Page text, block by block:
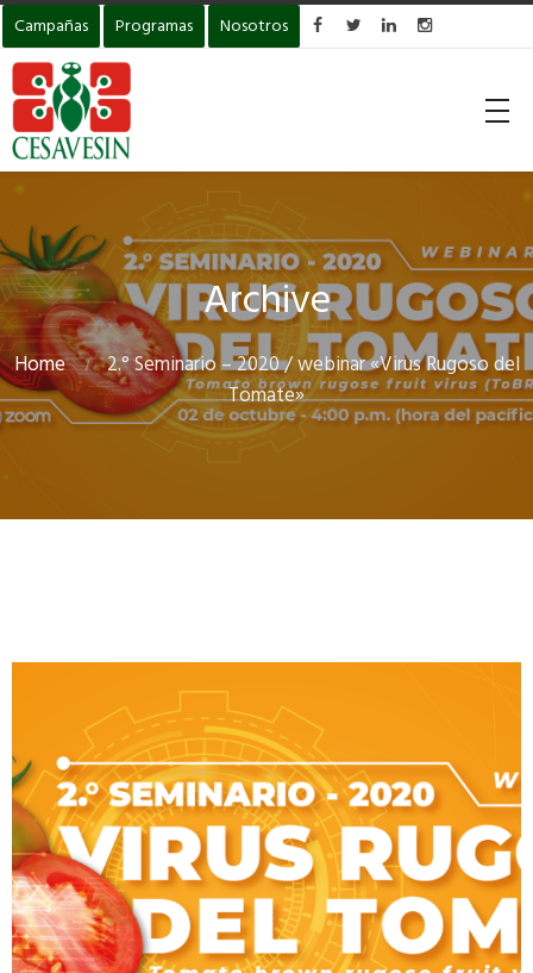
Campañas Programas Nosotros    
Archive
Home
2.° Seminario – 2020 / webinar «Virus Rugoso del
Tomate»